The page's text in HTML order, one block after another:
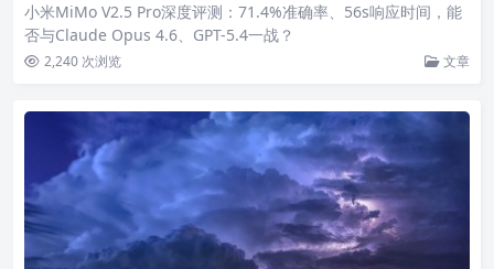
小米MiMo V2.5 Pro深度评测：71.4%准确率、56s响应时间，能
否与Claude Opus 4.6、GPT-5.4一战？
2,240 次浏览 文章